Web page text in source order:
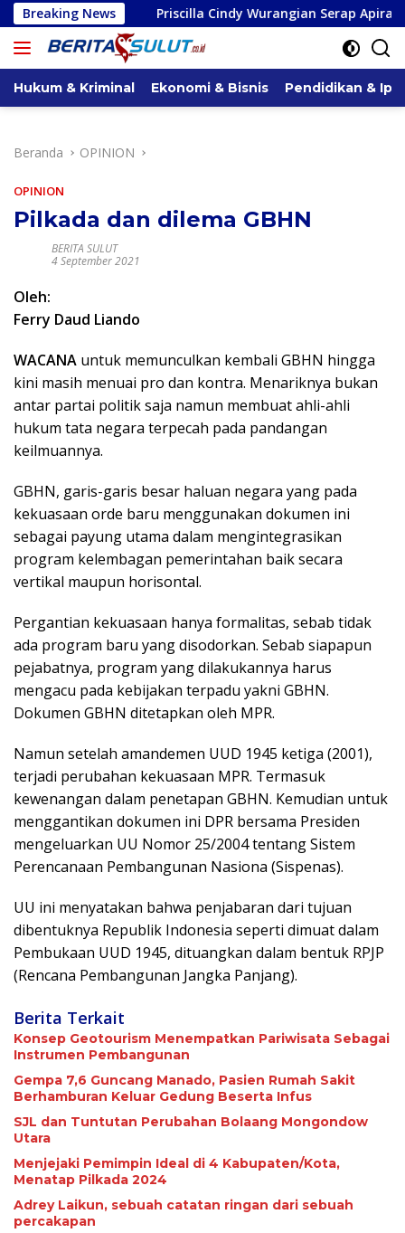
Langsung
ke
konten
Breaking News
Priscilla Cindy Wurangian Serap Apirasi di Kota
Hukum & Kriminal Ekonomi & Bisnis Pendidikan &
Beranda OPINION
OPINION
Pilkada dan dilema GBHN
BERITA SULUT
4 September 2021
Oleh:
Ferry Daud Liando
WACANA untuk memunculkan kembali GBHN hingga
kini masih menuai pro dan kontra. Menariknya bukan
antar partai politik saja namun membuat ahli-ahli
hukum tata negara terpecah pada pandangan
keilmuannya.
GBHN, garis-garis besar haluan negara yang pada
kekuasaan orde baru menggunakan dokumen ini
sebagai payung utama dalam mengintegrasikan
program kelembagan pemerintahan baik secara
vertikal maupun horisontal.
Pergantian kekuasaan hanya formalitas, sebab tidak
ada program baru yang disodorkan. Sebab siapapun
pejabatnya, program yang dilakukannya harus
mengacu pada kebijakan terpadu yakni GBHN.
Dokumen GBHN ditetapkan oleh MPR.
Namun setelah amandemen UUD 1945 ketiga (2001),
terjadi perubahan kekuasaan MPR. Termasuk
kewenangan dalam penetapan GBHN. Kemudian untuk
menggantikan dokumen ini DPR bersama Presiden
mengeluarkan UU Nomor 25/2004 tentang Sistem
Perencanaan Pembangunan Nasiona (Sispenas).
UU ini menyatakan bahwa penjabaran dari tujuan
dibentuknya Republik Indonesia seperti dimuat dalam
Pembukaan UUD 1945, dituangkan dalam bentuk RPJP
(Rencana Pembangunan Jangka Panjang).
Berita Terkait
Konsep Geotourism Menempatkan Pariwisata Sebagai
Instrumen Pembangunan
Gempa 7,6 Guncang Manado, Pasien Rumah Sakit
Berhamburan Keluar Gedung Beserta Infus
SJL dan Tuntutan Perubahan Bolaang Mongondow
Utara
Menjejaki Pemimpin Ideal di 4 Kabupaten/Kota,
Menatap Pilkada 2024
Adrey Laikun, sebuah catatan ringan dari sebuah
percakapan